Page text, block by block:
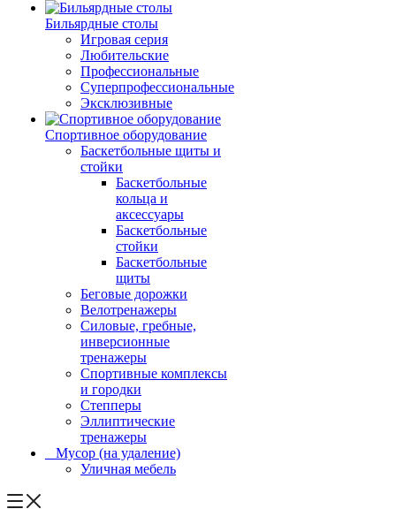
Бильярдные столы
Игровая серия
Любительские
Профессиональные
Суперпрофессиональные
Эксклюзивные
Спортивное оборудование
Баскетбольные щиты и
стойки
Баскетбольные
кольца и
аксессуары
Баскетбольные
стойки
Баскетбольные
щиты
Беговые дорожки
Велотренажеры
Силовые, гребные,
инверсионные
тренажеры
Спортивные комплексы
и городки
Степперы
Эллиптические
тренажеры
_ Мусор (на удаление)
Уличная мебель